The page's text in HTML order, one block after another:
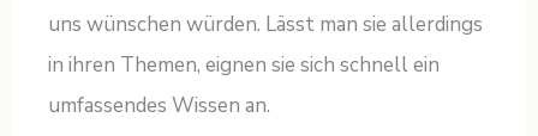
uns wünschen würden. Lässt man sie allerdings
in ihren Themen, eignen sie sich schnell ein
umfassendes Wissen an.